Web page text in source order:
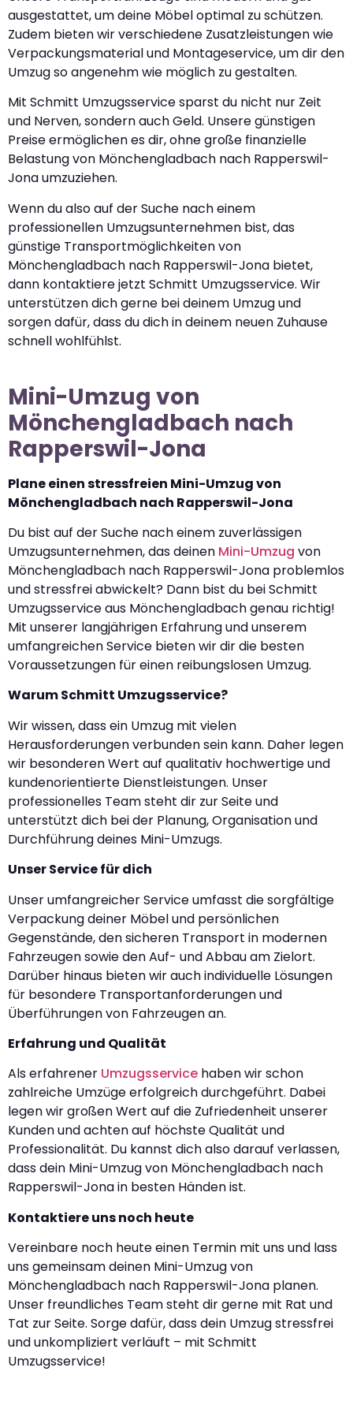
ausgestattet, um deine Möbel optimal zu schützen.
Zudem bieten wir verschiedene Zusatzleistungen wie
Verpackungsmaterial und Montageservice, um dir den
Umzug so angenehm wie möglich zu gestalten.
Mit Schmitt Umzugsservice sparst du nicht nur Zeit
und Nerven, sondern auch Geld. Unsere günstigen
Preise ermöglichen es dir, ohne große finanzielle
Belastung von Mönchengladbach nach Rapperswil-
Jona umzuziehen.
Wenn du also auf der Suche nach einem
professionellen Umzugsunternehmen bist, das
günstige Transportmöglichkeiten von
Mönchengladbach nach Rapperswil-Jona bietet,
dann kontaktiere jetzt Schmitt Umzugsservice. Wir
unterstützen dich gerne bei deinem Umzug und
sorgen dafür, dass du dich in deinem neuen Zuhause
schnell wohlfühlst.
Mini-Umzug von
Mönchengladbach nach
Rapperswil-Jona
Plane einen stressfreien Mini-Umzug von
Mönchengladbach nach Rapperswil-Jona
Du bist auf der Suche nach einem zuverlässigen
Umzugsunternehmen, das deinen Mini-Umzug von
Mönchengladbach nach Rapperswil-Jona problemlos
und stressfrei abwickelt? Dann bist du bei Schmitt
Umzugsservice aus Mönchengladbach genau richtig!
Mit unserer langjährigen Erfahrung und unserem
umfangreichen Service bieten wir dir die besten
Voraussetzungen für einen reibungslosen Umzug.
Warum Schmitt Umzugsservice?
Wir wissen, dass ein Umzug mit vielen
Herausforderungen verbunden sein kann. Daher legen
wir besonderen Wert auf qualitativ hochwertige und
kundenorientierte Dienstleistungen. Unser
professionelles Team steht dir zur Seite und
unterstützt dich bei der Planung, Organisation und
Durchführung deines Mini-Umzugs.
Unser Service für dich
Unser umfangreicher Service umfasst die sorgfältige
Verpackung deiner Möbel und persönlichen
Gegenstände, den sicheren Transport in modernen
Fahrzeugen sowie den Auf- und Abbau am Zielort.
Darüber hinaus bieten wir auch individuelle Lösungen
für besondere Transportanforderungen und
Überführungen von Fahrzeugen an.
Erfahrung und Qualität
Als erfahrener Umzugsservice haben wir schon
zahlreiche Umzüge erfolgreich durchgeführt. Dabei
legen wir großen Wert auf die Zufriedenheit unserer
Kunden und achten auf höchste Qualität und
Professionalität. Du kannst dich also darauf verlassen,
dass dein Mini-Umzug von Mönchengladbach nach
Rapperswil-Jona in besten Händen ist.
Kontaktiere uns noch heute
Vereinbare noch heute einen Termin mit uns und lass
uns gemeinsam deinen Mini-Umzug von
Mönchengladbach nach Rapperswil-Jona planen.
Unser freundliches Team steht dir gerne mit Rat und
Tat zur Seite. Sorge dafür, dass dein Umzug stressfrei
und unkompliziert verläuft – mit Schmitt
Umzugsservice!